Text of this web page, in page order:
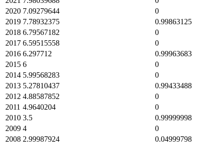
2020 7.09279644
0
2019 7.78932375
0.99863125
2018 6.79567182
0
2017 6.59515558
0
2016 6.297712
0.99963683
2015 6
0
2014 5.99568283
0
2013 5.27810437
0.99433488
2012 4.88587852
0
2011 4.9640204
0
2010 3.5
0.99999998
2009 4
0
2008 2.99987924
0.04999798